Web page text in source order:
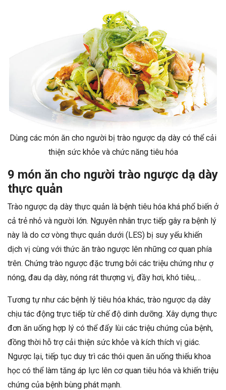
Dùng các món ăn cho người bị trào ngược dạ dày có thể cải
thiện sức khỏe và chức năng tiêu hóa
9 món ăn cho người trào ngược dạ dày
thực quản
Trào ngược dạ dày thực quản là bệnh tiêu hóa khá phổ biến ở
cả trẻ nhỏ và người lớn. Nguyên nhân trực tiếp gây ra bệnh lý
này là do cơ vòng thực quản dưới (LES) bị suy yếu khiến
dịch vị cùng với thức ăn trào ngược lên những cơ quan phía
trên. Chứng trào ngược đặc trưng bởi các triệu chứng như ợ
nóng, đau dạ dày, nóng rát thượng vị, đầy hơi, khó tiêu,…
Tương tự như các bệnh lý tiêu hóa khác, trào ngược dạ dày
chịu tác động trực tiếp từ chế độ dinh dưỡng. Xây dựng thực
đơn ăn uống hợp lý có thể đẩy lùi các triệu chứng của bệnh,
đồng thời hỗ trợ cải thiện sức khỏe và kích thích vị giác.
Ngược lại, tiếp tục duy trì các thói quen ăn uống thiếu khoa
học có thể làm tăng áp lực lên cơ quan tiêu hóa và khiến triệu
chứng của bệnh bùng phát mạnh.